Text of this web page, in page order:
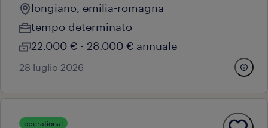
longiano, emilia-romagna
tempo determinato
22.000 € - 28.000 € annuale
28 luglio 2026
operational